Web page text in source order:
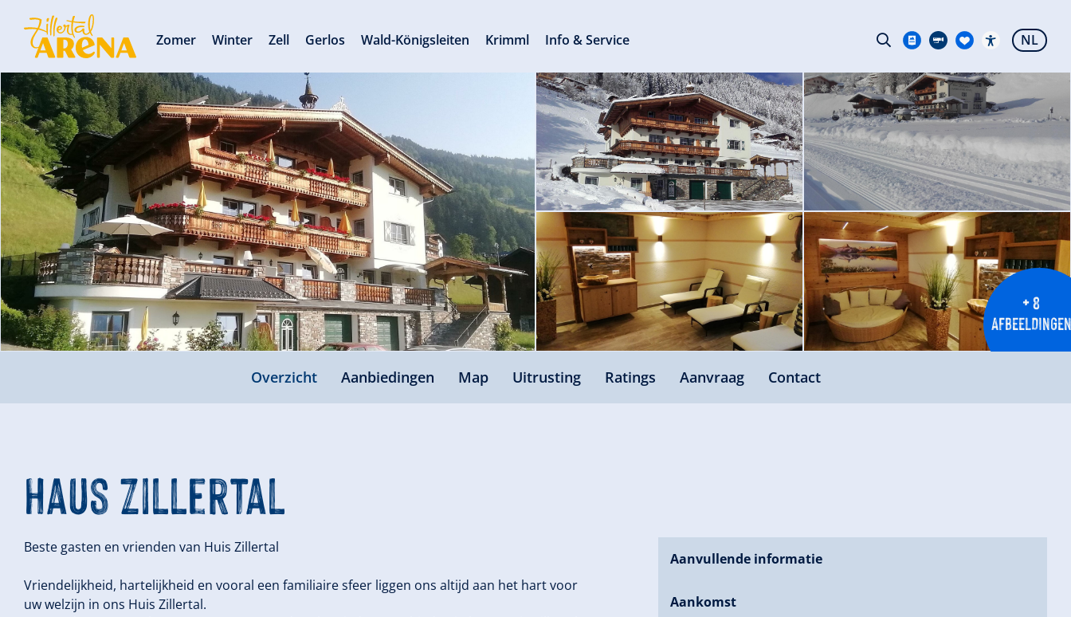
+ 8
AFBEELDINGEN
Overzicht Aanbiedingen Map Uitrusting Ratings Aanvraag Contact
Haus Zillertal
Beste gasten en vrienden van Huis Zillertal
Vriendelijkheid, hartelijkheid en vooral een familiaire sfeer liggen ons altijd aan het hart voor
uw welzijn in ons Huis Zillertal.
Aanvullende informatie
Aankomst
Zomer Winter Zell Gerlos Wald-Königsleiten Krimml Info & Service NL